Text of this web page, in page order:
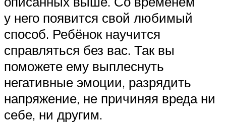
у него появится свой любимый
способ. Ребёнок научится
справляться без вас. Так вы
поможете ему выплеснуть
негативные эмоции, разрядить
напряжение, не причиняя вреда ни
себе, ни другим.